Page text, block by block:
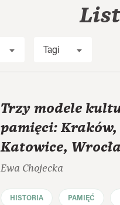
Tagi
Trzy modele
pamięci: Kraków,
Katowice,
Ewa Chojecka
HISTORIA PAMIĘĆ